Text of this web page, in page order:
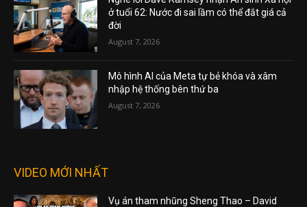
ở tuổi 62: Nước đi sai lầm có thể đắt giá cả
đời
August 7, 2026
Mô hình AI của Meta tự bẻ khóa và xâm
nhập hệ thống bên thứ ba
August 7, 2026
VIDEO MỚI NHẤT
Vụ án tham nhũng Sheng Thao – David